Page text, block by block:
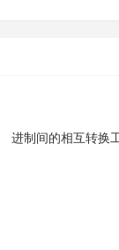
进制间的相互转换